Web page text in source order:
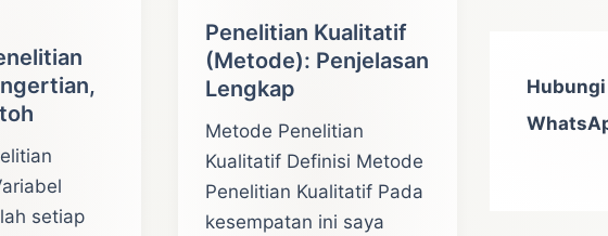
setiap
Penelitian Kualitatif
(Metode): Penjelasan
Lengkap
Metode Penelitian
Kualitatif Definisi Metode
Penelitian Kualitatif Pada
kesempatan ini saya
Hubungi